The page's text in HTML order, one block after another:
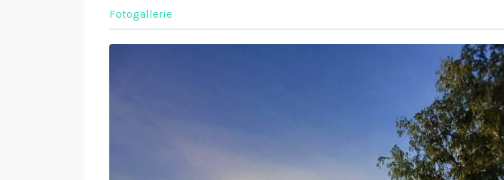
Fotogallerie